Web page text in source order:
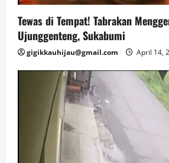
Tewas di Tempat! Tabrakan
Ujunggenteng, Sukabumi
gigikkauhijau@gmail.com April 14,